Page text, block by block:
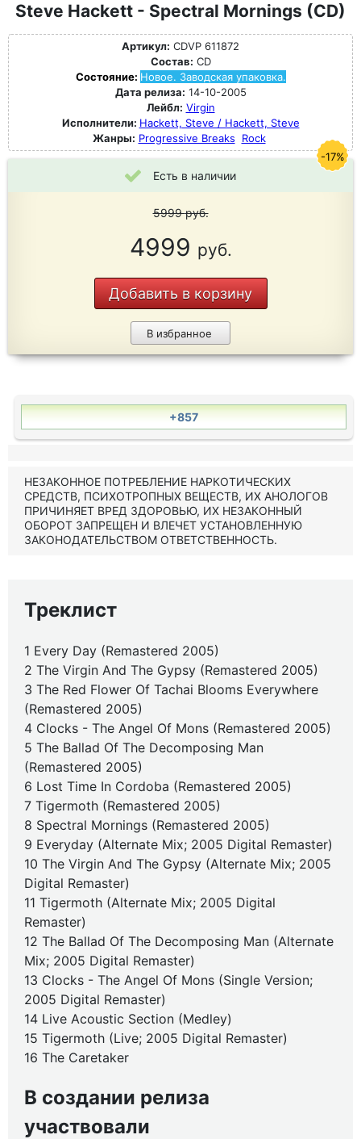
Steve Hackett - Spectral Mornings (CD)
Артикул: CDVP 611872
Состав: CD
Состояние: Новое. Заводская упаковка.
Дата релиза: 14-10-2005
Лейбл: Virgin
Исполнители: Hackett, Steve / Hackett, Steve
Жанры: Progressive Breaks Rock
Есть в наличии
5999руб.
4999 руб.
Добавить в корзину
В избранное
-17%
+857
НЕЗАКОННОЕ ПОТРЕБЛЕНИЕ НАРКОТИЧЕСКИХ
СРЕДСТВ, ПСИХОТРОПНЫХ ВЕЩЕСТВ, ИХ АНОЛОГОВ
ПРИЧИНЯЕТ ВРЕД ЗДОРОВЬЮ, ИХ НЕЗАКОННЫЙ
ОБОРОТ ЗАПРЕЩЕН И ВЛЕЧЕТ УСТАНОВЛЕННУЮ
ЗАКОНОДАТЕЛЬСТВОМ ОТВЕТСТВЕННОСТЬ.
Треклист
1 Every Day (Remastered 2005)
2 The Virgin And The Gypsy (Remastered 2005)
3 The Red Flower Of Tachai Blooms Everywhere
(Remastered 2005)
4 Clocks - The Angel Of Mons (Remastered 2005)
5 The Ballad Of The Decomposing Man
(Remastered 2005)
6 Lost Time In Cordoba (Remastered 2005)
7 Tigermoth (Remastered 2005)
8 Spectral Mornings (Remastered 2005)
9 Everyday (Alternate Mix; 2005 Digital Remaster)
10 The Virgin And The Gypsy (Alternate Mix; 2005
Digital Remaster)
11 Tigermoth (Alternate Mix; 2005 Digital
Remaster)
12 The Ballad Of The Decomposing Man (Alternate
Mix; 2005 Digital Remaster)
13 Clocks - The Angel Of Mons (Single Version;
2005 Digital Remaster)
14 Live Acoustic Section (Medley)
15 Tigermoth (Live; 2005 Digital Remaster)
16 The Caretaker
В создании релиза
участвовали